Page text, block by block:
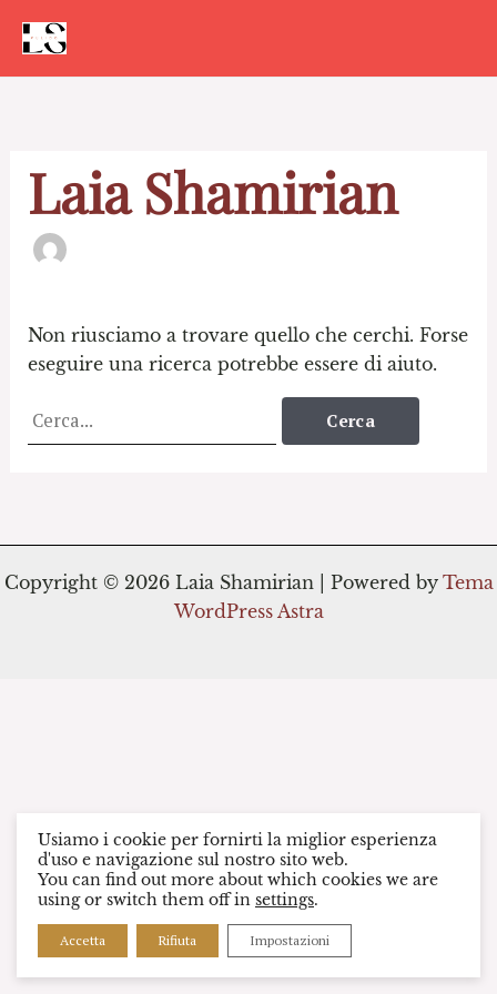
contenuto
Laia Shamirian
Non riusciamo a trovare quello che cerchi. Forse
eseguire una ricerca potrebbe essere di aiuto.
Copyright © 2026 Laia Shamirian | Powered by Tema
WordPress Astra
Usiamo i cookie per fornirti la miglior esperienza
d'uso e navigazione sul nostro sito web.
You can find out more about which cookies we are
using or switch them off in settings.
Accetta Rifiuta Impostazioni